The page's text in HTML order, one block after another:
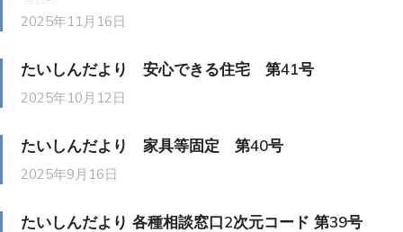
2025年11月16日
たいしんだより 安心できる住宅 第41号
2025年10月12日
たいしんだより 家具等固定 第40号
2025年9月16日
たいしんだより 各種相談窓口2次元コード 第39号